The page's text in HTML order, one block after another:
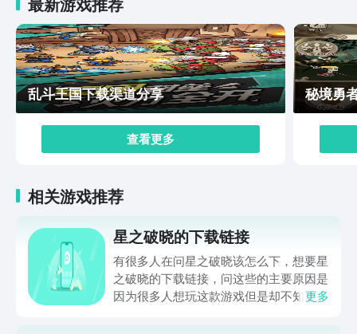
最新游戏推荐
乱斗王国下载渠道分享
查看更多
秘境勇
相关游戏推荐
星之破晓的下载链接
有很多人在问星之破晓该怎么下，想要星
之破晓的下载链接，问这些的主要原因是
因为很多人想玩这款游戏但是却不知道该
更多